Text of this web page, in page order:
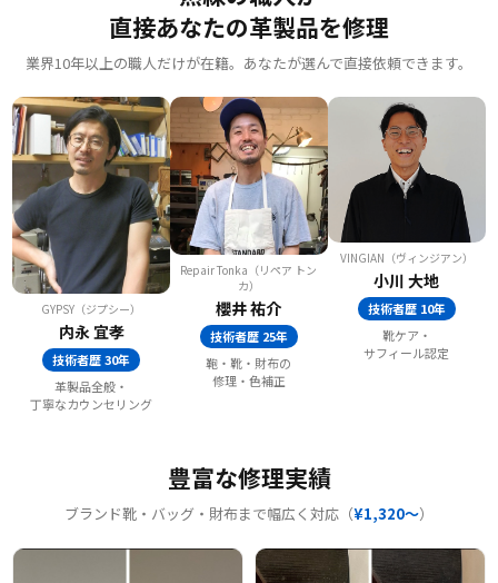
直接あなたの革製品を修理
業界10年以上の職人だけが在籍。あなたが選んで直接依頼できます。
GYPSY（ジプシー）
内永 宜孝
技術者歴 30年
革製品全般・
丁寧なカウンセリング
Repair Tonka（リペア トン
カ）
櫻井 祐介
技術者歴 25年
鞄・靴・財布の
修理・色補正
VINGIAN（ヴィンジアン）
小川 大地
技術者歴 10年
靴ケア・
サフィール認定
豊富な修理実績
ブランド靴・バッグ・財布まで幅広く対応（¥1,320〜）